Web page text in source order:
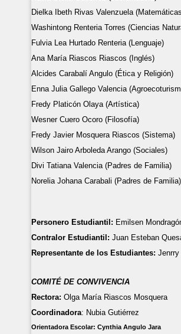
Dielka Ibeth Rivas Valenzuela
Washintong Renteria Torres (Ciencias
Fulvia Lea Hurtado Renteria (Lenguaje)
Ana María Riascos Riascos (Inglés)
Alcides Carabalí Angulo (Ética y Religión)
Enna Julia Gallego Valencia
Fredy Platicón Olaya (Artística)
Wesner Cuero Ocoro (Filosofía)
Fredy Javier Mosquera Riascos (Sistema)
Wilson Jairo Arboleda Arango (Sociales)
Divi Tatiana Valencia (Padres de Familia)
Norelia Johana Carabali (Padres de Familia)
Personero Estudiantil: Emilsen
Contralor Estudiantil: Juan Esteban
Representantede los Estudiantes: Jenrry
COMITÉ DE CONVIVENCIA
Rectora: Olga MaríaRiascos Mosquera
Coordinadora: Nubia Gutiérrez
Orientadora Escolar: Cynthia Angulo Jara